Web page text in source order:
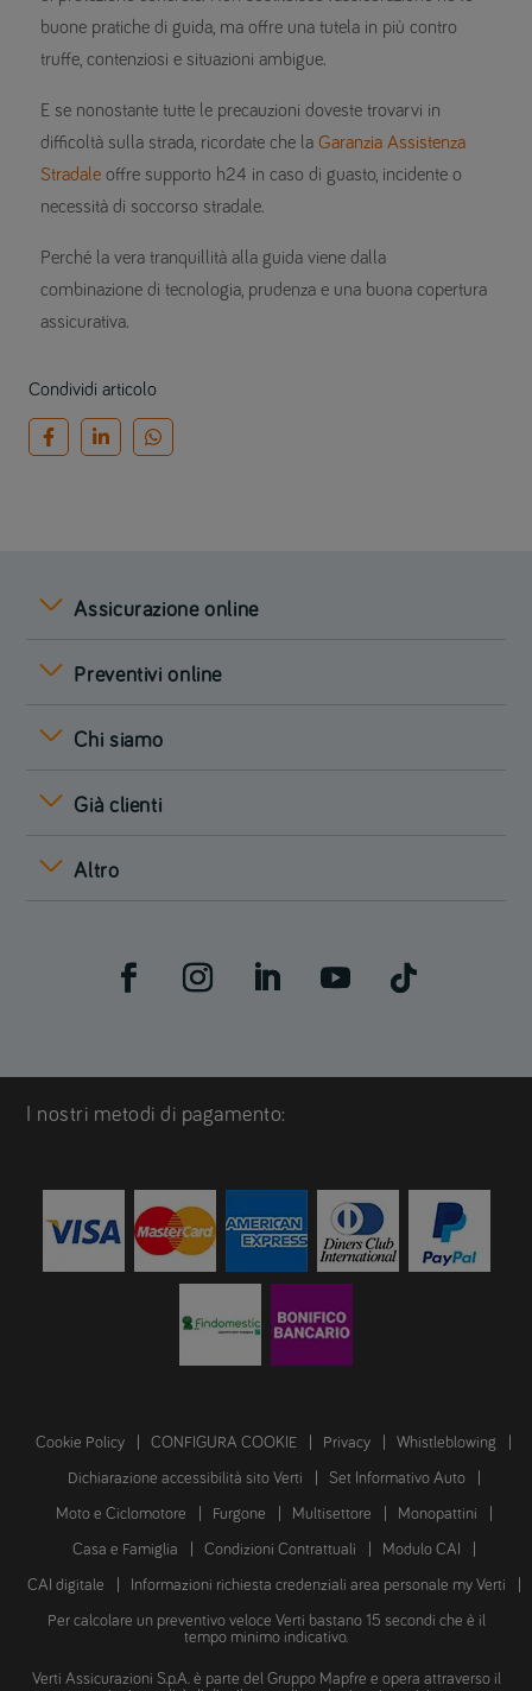
buone pratiche di guida, ma offre una tutela in più contro
truffe, contenziosi e situazioni ambigue.
E se nonostante tutte le precauzioni doveste trovarvi in
difficoltà sulla strada, ricordate che la Garanzia Assistenza
Stradale offre supporto h24 in caso di guasto, incidente o
necessità di soccorso stradale.
Perché la vera tranquillità alla guida viene dalla
combinazione di tecnologia, prudenza e una buona copertura
assicurativa.
Condividi articolo
Assicurazione online
Preventivi online
Chi siamo
Già clienti
Altro
I nostri metodi di pagamento:
Cookie Policy CONFIGURA COOKIE Privacy Whistleblowing
Dichiarazione accessibilità sito Verti Set Informativo Auto
Moto e Ciclomotore Furgone Multisettore Monopattini
Casa e Famiglia Condizioni Contrattuali Modulo CAI
CAI digitale Informazioni richiesta credenziali area personale my Verti
Per calcolare un preventivo veloce Verti bastano 15 secondi che è il
tempo minimo indicativo.
Verti Assicurazioni S.p.A. è parte del Gruppo Mapfre e opera attraverso il